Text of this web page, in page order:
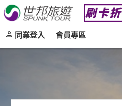
同業登入 會員專區